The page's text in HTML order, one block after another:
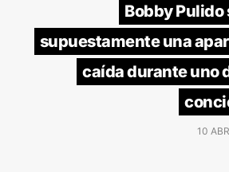
Bobby Pulido
supuestamente una
caída durante uno
10